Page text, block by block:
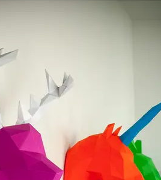
entwickele er moderne Tiertrophäen in
entstehenden Skulpturen zeichnen
fünf Wandfiguren. Sie sind aus
vorgeschnitten und gestanzt geliefert,
denn Holger möchte das Produkt
der Projektseite auf Indiegogo